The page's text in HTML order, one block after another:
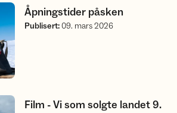
Publisert:09. mars 2026
Åpningstider påsken
9. mars
Film - Vi som solgte landet 9.